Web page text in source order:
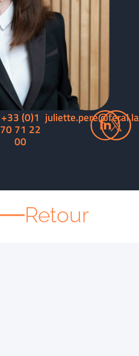
+33 (0)1
70 71 22
00
Retour